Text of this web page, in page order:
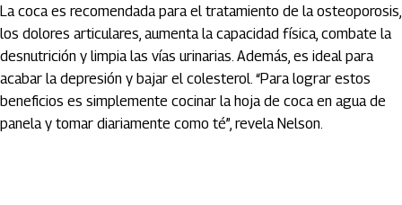
La coca es recomendada para el tratamiento de la osteoporosis,
los dolores articulares, aumenta la capacidad física, combate la
desnutrición y limpia las vías urinarias. Además, es ideal para
acabar la depresión y bajar el colesterol. “Para lograr estos
beneficios es simplemente cocinar la hoja de coca en agua de
panela y tomar diariamente como té”, revela Nelson.